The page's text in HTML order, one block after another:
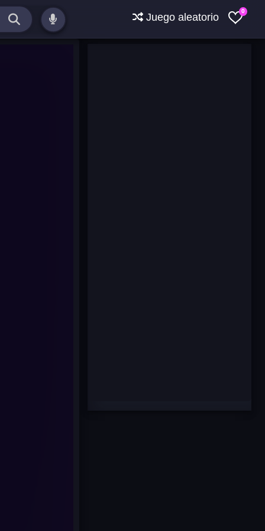
0
Juego aleatorio